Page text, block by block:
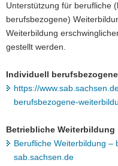
Unterstützung für berufliche
berufsbezogene)
Weiterbildung
gestellt werden.
Individuell
https://
berufsbezogene-
Betriebliche Weiterbildung
Berufliche Weiterbildung –
sab.sachsen.de